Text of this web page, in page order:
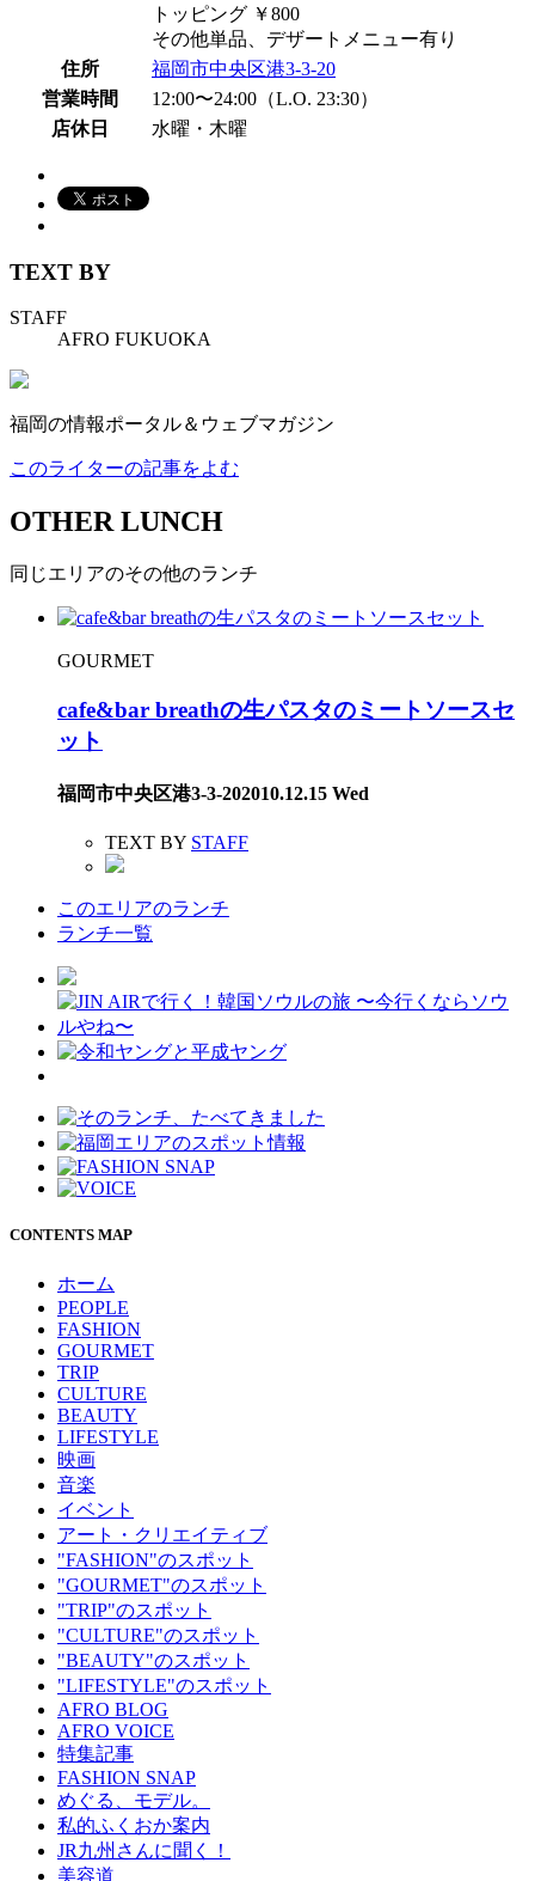
トッピング ￥800
その他単品、デザートメニュー有り
住所
福岡市中央区港3-3-20
営業時間
12:00〜24:00（L.O. 23:30）
店休日
水曜・木曜
TEXT BY
STAFF
AFRO FUKUOKA
福岡の情報ポータル＆ウェブマガジン
このライターの記事をよむ
OTHER LUNCH
同じエリアのその他のランチ
GOURMET
cafe&bar breathの生パスタのミートソースセ
ット
福岡市中央区港3-3-202010.12.15 Wed
TEXT BY STAFF
このエリアのランチ
ランチ一覧
CONTENTS MAP
ホーム
PEOPLE
FASHION
GOURMET
TRIP
CULTURE
BEAUTY
LIFESTYLE
映画
音楽
イベント
アート・クリエイティブ
"FASHION"のスポット
"GOURMET"のスポット
"TRIP"のスポット
"CULTURE"のスポット
"BEAUTY"のスポット
"LIFESTYLE"のスポット
AFRO BLOG
AFRO VOICE
特集記事
FASHION SNAP
めぐる、モデル。
私的ふくおか案内
JR九州さんに聞く！
美容道